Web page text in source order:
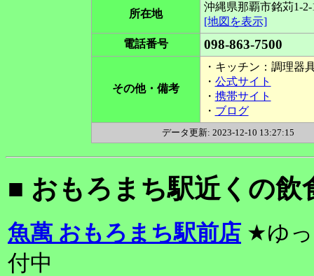
所在地
沖縄県那覇市銘苅1-2-
[地図を表示]
電話番号
098-863-7500
その他・備考
・キッチン：調理器
・ 公式サイト
・ 携帯サイト
・ ブログ
データ更新: 2023-12-10 13:27:15
■ おもろまち駅近くの飲
魚萬 おもろまち駅前店 ★ゆ
付中